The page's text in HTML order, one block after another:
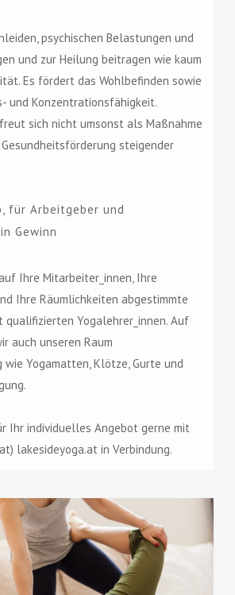
psychischen Belastungen und
und zur Heilung beitragen wie kaum
Es fördert das Wohlbefinden sowie
und Konzentrationsfähigkeit.
sich nicht umsonst als Maßnahme
steigender
für Arbeitgeber und
Gewinn
Ihre Mitarbeiter_innen, Ihre
Ihre Räumlichkeiten abgestimmte
qualifizierten Yogalehrer_innen. Auf
auch unseren Raum
wie Yogamatten, Klötze, Gurte und
Ihr individuelles Angebot gerne mit
lakesideyoga.at in Verbindung.